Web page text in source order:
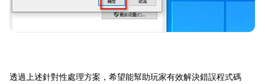
透過上述針對性處理方案，希望能幫助玩家有效解決錯誤程式碼